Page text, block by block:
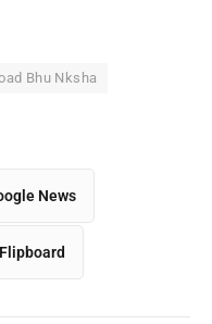
Bhu Nksha
News